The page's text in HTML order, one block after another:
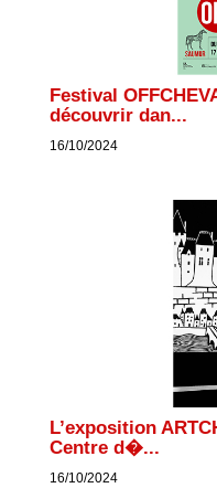
Festival
découvrir dan...
16/10/2024
L’exposition
Centre d�...
16/10/2024